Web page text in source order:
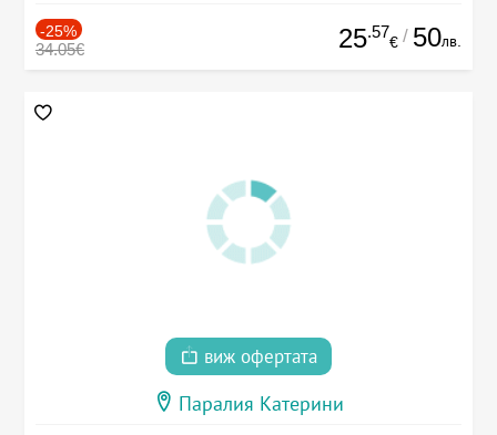
-25%
34.05€ 25.57
€ / 50лв.
виж офертата
Паралия Катерини